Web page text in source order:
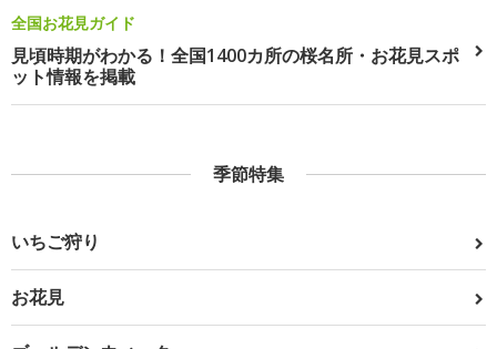
全国お花見ガイド
見頃時期がわかる！全国1400カ所の桜名所・お花見スポ
ット情報を掲載
季節特集
いちご狩り
お花見